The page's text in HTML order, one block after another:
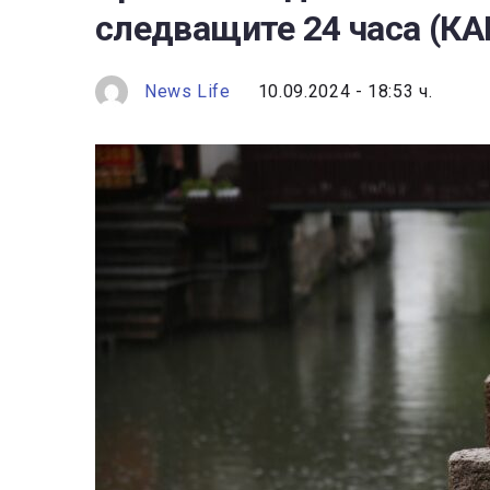
следващите 24 часа
News Life 10.09.2024 - 18:53 ч.